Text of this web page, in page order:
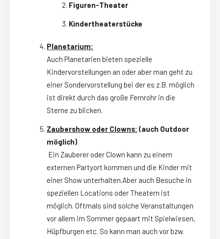
Figuren-Theater
Kindertheaterstücke
Planetarium:
Auch Planetarien bieten spezielle
Kindervorstellungen an oder aber man geht zu
einer Sondervorstellung bei der es z.B. möglich
ist direkt durch das große Fernrohr in die
Sterne zu blicken.
Zaubershow oder Clowns: (auch Outdoor
möglich)
Ein Zauberer oder Clown kann zu einem
externen Partyort kommen und die Kinder mit
einer Show unterhalten.Aber auch Besuche in
speziellen Locations oder Theatern ist
möglich. Oftmals sind solche Veranstaltungen
vor allem im Sommer gepaart mit Spielwiesen,
Hüpfburgen etc. So kann man auch vor bzw.